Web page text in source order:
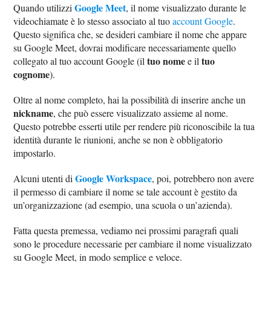
Quando utilizziGoogle Meet, il nome visualizzato durante le
videochiamate è lo stesso associato al tuoaccount Google.
Questo significa che, se desideri cambiare il nome che appare
su Google Meet, dovrai modificare necessariamente quello
collegato al tuo account Google (iltuo nomee iltuo
cognome).
Oltre al nome completo, hai la possibilità di inserire anche un
nickname, che può essere visualizzato assieme al nome.
Questo potrebbe esserti utile per rendere più riconoscibile la tua
identità durante le riunioni, anche se non è obbligatorio
impostarlo.
Alcuni utenti diGoogle Workspace, poi, potrebbero non avere
il permesso di cambiare il nome se tale account è gestito da
un’organizzazione (ad esempio, una scuola o un’azienda).
Fatta questa premessa, vediamo nei prossimi paragrafi quali
sono le procedure necessarie per cambiare il nome visualizzato
su Google Meet, in modo semplice e veloce.